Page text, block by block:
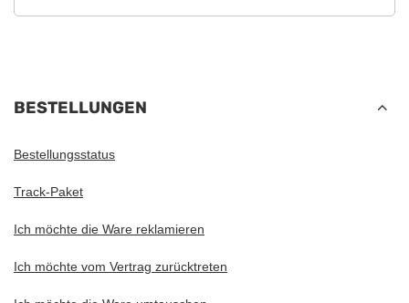
BESTELLUNGEN
Bestellungsstatus
Track-Paket
Ich möchte die Ware reklamieren
Ich möchte vom Vertrag zurücktreten